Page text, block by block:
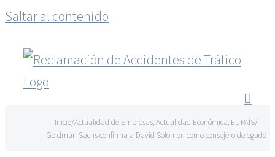
Saltar al contenido
Inicio/Actualidad de Empresas,Actualidad Económica, EL PAÍS/
Goldman Sachs confirma a David Solomon como consejero delegado